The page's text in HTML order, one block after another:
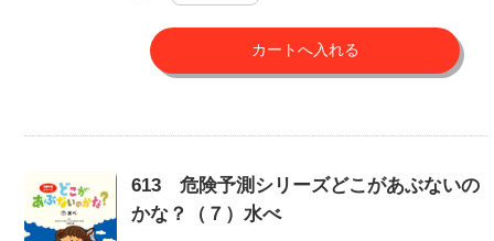
613 危険予測シリーズどこがあぶないの
かな？（７）水べ